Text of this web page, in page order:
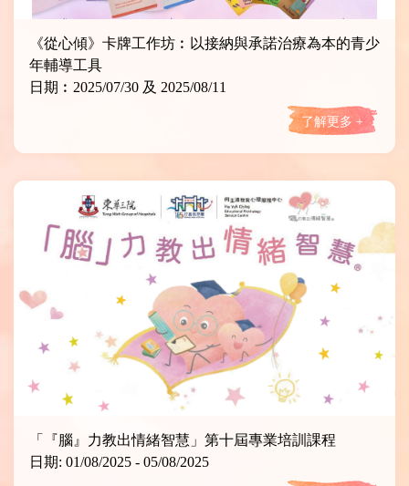
《從心傾》卡牌工作坊︰以接納與承諾治療為本的青少
年輔導工具
日期︰2025/07/30 及 2025/08/11
了解更多 +
「『腦』力教出情緒智慧」第十屆專業培訓課程
日期: 01/08/2025 - 05/08/2025